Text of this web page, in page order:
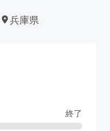
兵庫県
終了